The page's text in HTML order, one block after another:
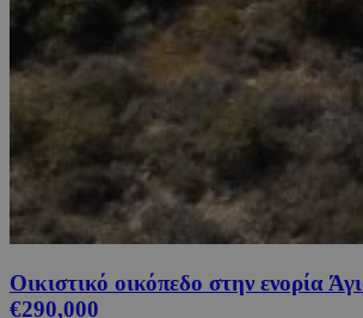
Οικιστικό οικόπεδο στην ενορία
€290,000